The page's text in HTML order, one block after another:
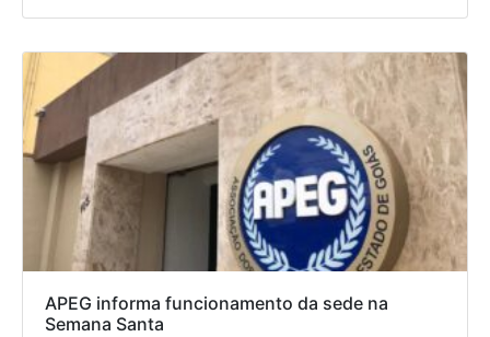
APEG informa funcionamento da sede na
Semana Santa